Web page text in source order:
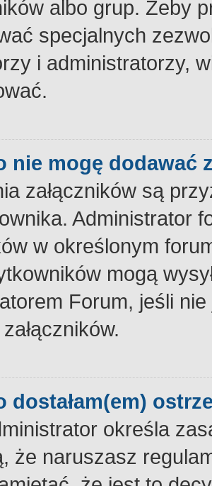
albo grup. Żeby
specjalnych
i administratorzy,
nie mogę dodawać
załączników są
Administrator
w określonym
mogą
Forum, jeśli
dostałam(em)
określa
że naruszasz